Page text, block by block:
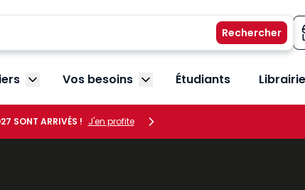
Afficher le sous-menu Vos métiers
Vos besoins Afficher le sous-menu Vos
Étudiants Librairie
SONT ARRIVÉS ! J'en profite